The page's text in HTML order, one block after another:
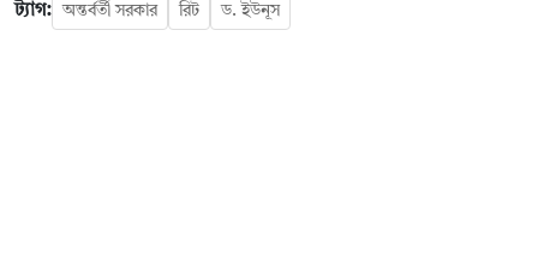
ট্যাগ: অন্তর্বর্তী সরকার রিট ড. ইউনূস